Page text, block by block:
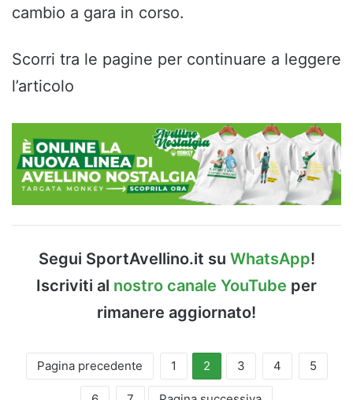
cambio a gara in corso.
Scorri tra le pagine per continuare a leggere
l’articolo
Segui SportAvellino.it su WhatsApp!
Iscriviti al nostro canale YouTube per
rimanere aggiornato!
Pagina precedente 1 2 3 4 5